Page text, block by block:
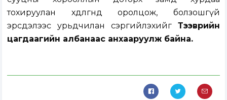
тохируулан хөдөлгөөнд оролцож, болзошгүй
эрсдэлээс урьдчилан сэргийлэхийг Тээврийн
цагдаагийн албанаас анхааруулж байна.